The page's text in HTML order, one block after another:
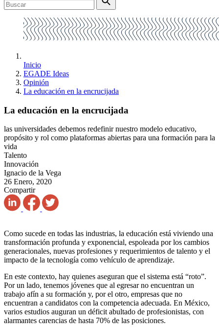
Inicio
EGADE Ideas
Opinión
La educación en la encrucijada
La educación en la encrucijada
las universidades debemos redefinir nuestro modelo educativo,
propósito y rol como plataformas abiertas para una formación para la
vida
Talento
Innovación
Ignacio de la Vega
26 Enero, 2020
Compartir
Como sucede en todas las industrias, la educación está viviendo una
transformación profunda y exponencial, espoleada por los cambios
generacionales, nuevas profesiones y requerimientos de talento y el
impacto de la tecnología como vehículo de aprendizaje.
En este contexto, hay quienes aseguran que el sistema está “roto”.
Por un lado, tenemos jóvenes que al egresar no encuentran un
trabajo afín a su formación y, por el otro, empresas que no
encuentran a candidatos con la competencia adecuada. En México,
varios estudios auguran un déficit abultado de profesionistas, con
alarmantes carencias de hasta 70% de las posiciones.